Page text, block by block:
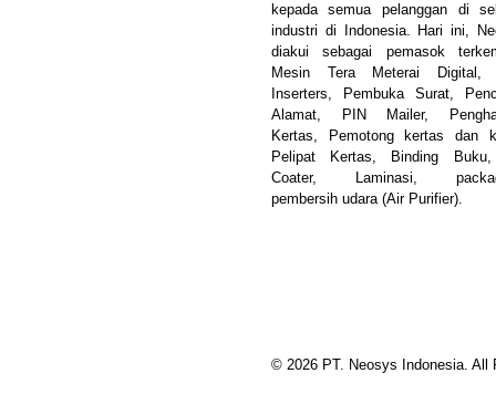
kepada semua pelanggan di
industri di Indonesia. Hari ini,
diakui sebagai pemasok
Mesin Tera Meterai Digital,
Inserters, Pembuka Surat,
Alamat, PIN Mailer,
Kertas, Pemotong kertas dan
Pelipat Kertas, Binding
Coater, Laminasi,
pembersih udara (Air Purifier).
© 2026 PT. Neosys Indonesia. All